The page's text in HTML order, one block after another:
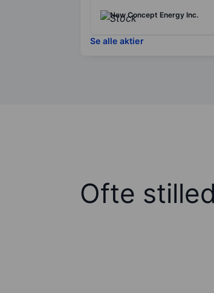
New Concept Energy Inc.
Se alle aktier
Ofte